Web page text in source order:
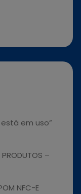
em uso”
–
NFC-E